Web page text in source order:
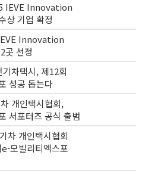
IEVE Innovation
상 기업 확정
Innovation
곳 선정
차택시, 제12회
성공 돕는다
개인택시협회,
서포터즈 공식 출범
차 개인택시협회
모빌리티엑스포